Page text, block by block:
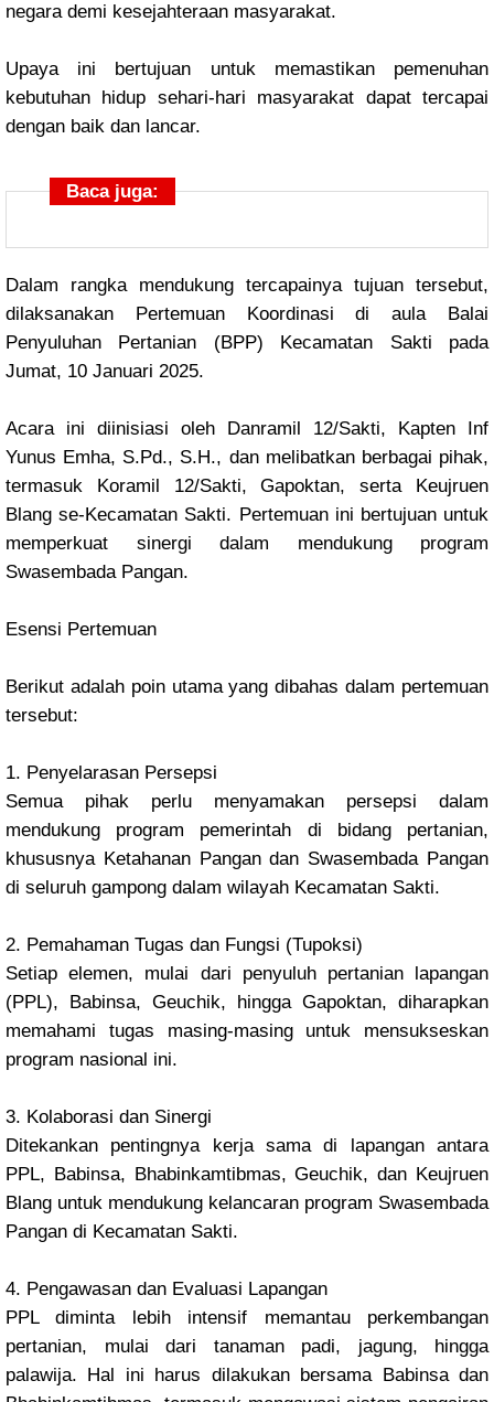
negara demi kesejahteraan masyarakat.
Upaya ini bertujuan untuk memastikan pemenuhan
kebutuhan hidup sehari-hari masyarakat dapat tercapai
dengan baik dan lancar.
Baca juga:
Dalam rangka mendukung tercapainya tujuan tersebut,
dilaksanakan Pertemuan Koordinasi di aula Balai
Penyuluhan Pertanian (BPP) Kecamatan Sakti pada
Jumat, 10 Januari 2025.
Acara ini diinisiasi oleh Danramil 12/Sakti, Kapten Inf
Yunus Emha, S.Pd., S.H., dan melibatkan berbagai pihak,
termasuk Koramil 12/Sakti, Gapoktan, serta Keujruen
Blang se-Kecamatan Sakti. Pertemuan ini bertujuan untuk
memperkuat sinergi dalam mendukung program
Swasembada Pangan.
Esensi Pertemuan
Berikut adalah poin utama yang dibahas dalam pertemuan
tersebut:
1. Penyelarasan Persepsi
Semua pihak perlu menyamakan persepsi dalam
mendukung program pemerintah di bidang pertanian,
khususnya Ketahanan Pangan dan Swasembada Pangan
di seluruh gampong dalam wilayah Kecamatan Sakti.
2. Pemahaman Tugas dan Fungsi (Tupoksi)
Setiap elemen, mulai dari penyuluh pertanian lapangan
(PPL), Babinsa, Geuchik, hingga Gapoktan, diharapkan
memahami tugas masing-masing untuk mensukseskan
program nasional ini.
3. Kolaborasi dan Sinergi
Ditekankan pentingnya kerja sama di lapangan antara
PPL, Babinsa, Bhabinkamtibmas, Geuchik, dan Keujruen
Blang untuk mendukung kelancaran program Swasembada
Pangan di Kecamatan Sakti.
4. Pengawasan dan Evaluasi Lapangan
PPL diminta lebih intensif memantau perkembangan
pertanian, mulai dari tanaman padi, jagung, hingga
palawija. Hal ini harus dilakukan bersama Babinsa dan